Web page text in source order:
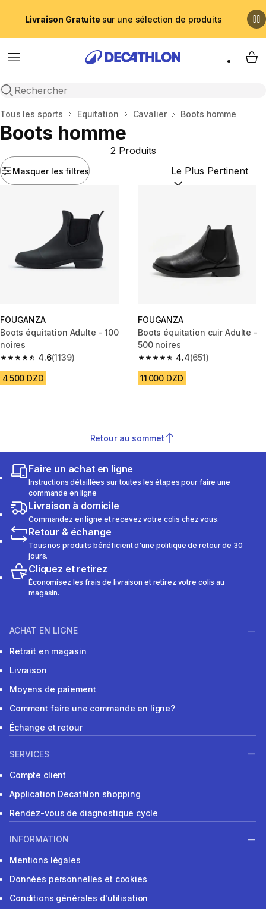
Livraison Gratuite sur une sélection de produits
Menu
Recherche ouverte
My
Accueil
Tous les sports Equitation Cavalier Boots homme
Boots homme
Masquer les filtres
2 Produits
Trier par :(optional)
FOUGANZA
Boots équitation Adulte - 100
noires
4.6
4.6 out of 5 stars from 1139 reviews
(1139)
4 500 DZD
FOUGANZA
Boots équitation cuir Adulte -
500 noires
4.4
4.4 out of 5 stars from 651
(651)
11 000 DZD
Retour au sommet
Faire un achat en ligne
Instructions détaillées sur toutes les étapes pour faire une
commande en ligne
Livraison à domicile
Commandez en ligne et recevez votre colis chez vous.
Retour & échange
Tous nos produits bénéficient d'une politique de retour de 30
jours.
Cliquez et retirez
Économisez les frais de livraison et retirez votre colis au
magasin.
ACHAT EN LIGNE
Retrait en magasin
Livraison
Moyens de paiement
Comment faire une commande en ligne?
Échange et retour
SERVICES
Compte client
Application Decathlon shopping
Rendez-vous de diagnostique cycle
INFORMATION
Mentions légales
Données personnelles et cookies
Conditions générales d'utilisation